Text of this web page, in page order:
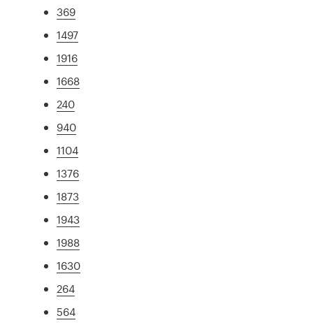
369
1497
1916
1668
240
940
1104
1376
1873
1943
1988
1630
264
564